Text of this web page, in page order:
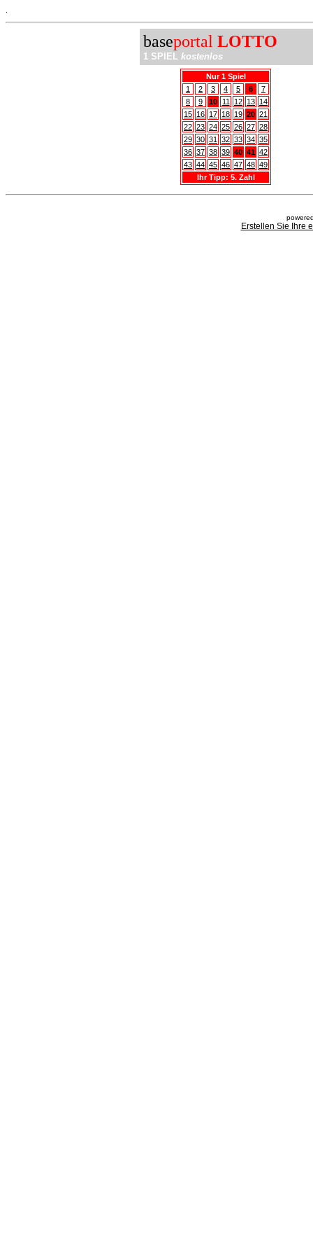
baseportal LOTTO
1 SPIEL kostenlos
Nur 1 Spiel
1
2 3 4 5 6
7
8
9 10 11 12 13 14
15 16 17 18 19 20 21
22 23 24 25 26 27 28
29 30 31 32 33 34 35
36 37 38 39 40 41 42
43 44 45 46 47 48 49
Ihr Tipp: 5. Zahl
Erstellen Sie Ihre